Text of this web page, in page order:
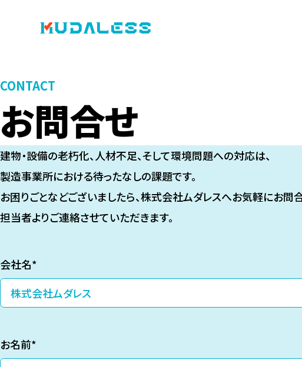
CONTACT
お問合せ
建物・設備の老朽化、人材不足、そして環境問題への対応は、
製造事業所における待ったなしの課題です。
お困りごとなどございましたら、株式会社ムダレスへお気軽にお問合
担当者よりご連絡させていただきます。
会社名
お名前